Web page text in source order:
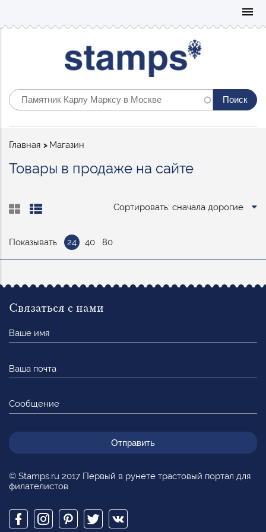
menu
Строка
Главная Магазин
Товары в продаже на сайте
Сортировать: сначала дорогие
Показывать 24 40 80
© Stamps.ru 2017 Первый в рунете трастовый портал для
филателистов
Связаться с нами
имя
почта
Сообщение